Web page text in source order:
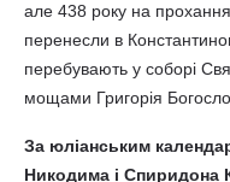
але 438 року на
перенесли в
перебувають у соборі
мощами Григорія
За юліанським
Никодима і Спиридона